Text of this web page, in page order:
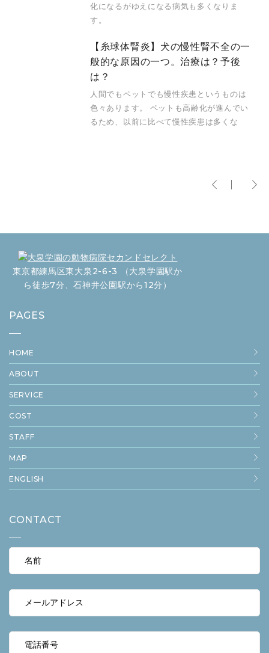
化になるがゆえになる病気も多くなりま
す。
【糸球体腎炎】犬の慢性腎不全の一
般的な原因の一つ。治療は？予後
は？
人間でもペットでも慢性疾患というものは
色々あります。 ペットも高齢化が進んでい
るため、以前に比べて慢性疾患は多くな
東京都練馬区東大泉2-6-3 （大泉学園駅か
ら徒歩7分、石神井公園駅から12分）
PAGES
HOME
ABOUT
SERVICE
COST
STAFF
MAP
ENGLISH
CONTACT